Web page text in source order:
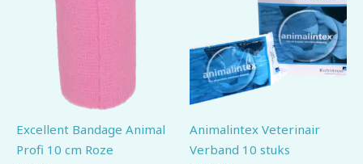
Excellent Bandage Animal
Profi 10 cm Roze
Animalintex Veterinair
Verband 10 stuks